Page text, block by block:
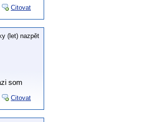
Citovat
(let) nazpět
som
Citovat